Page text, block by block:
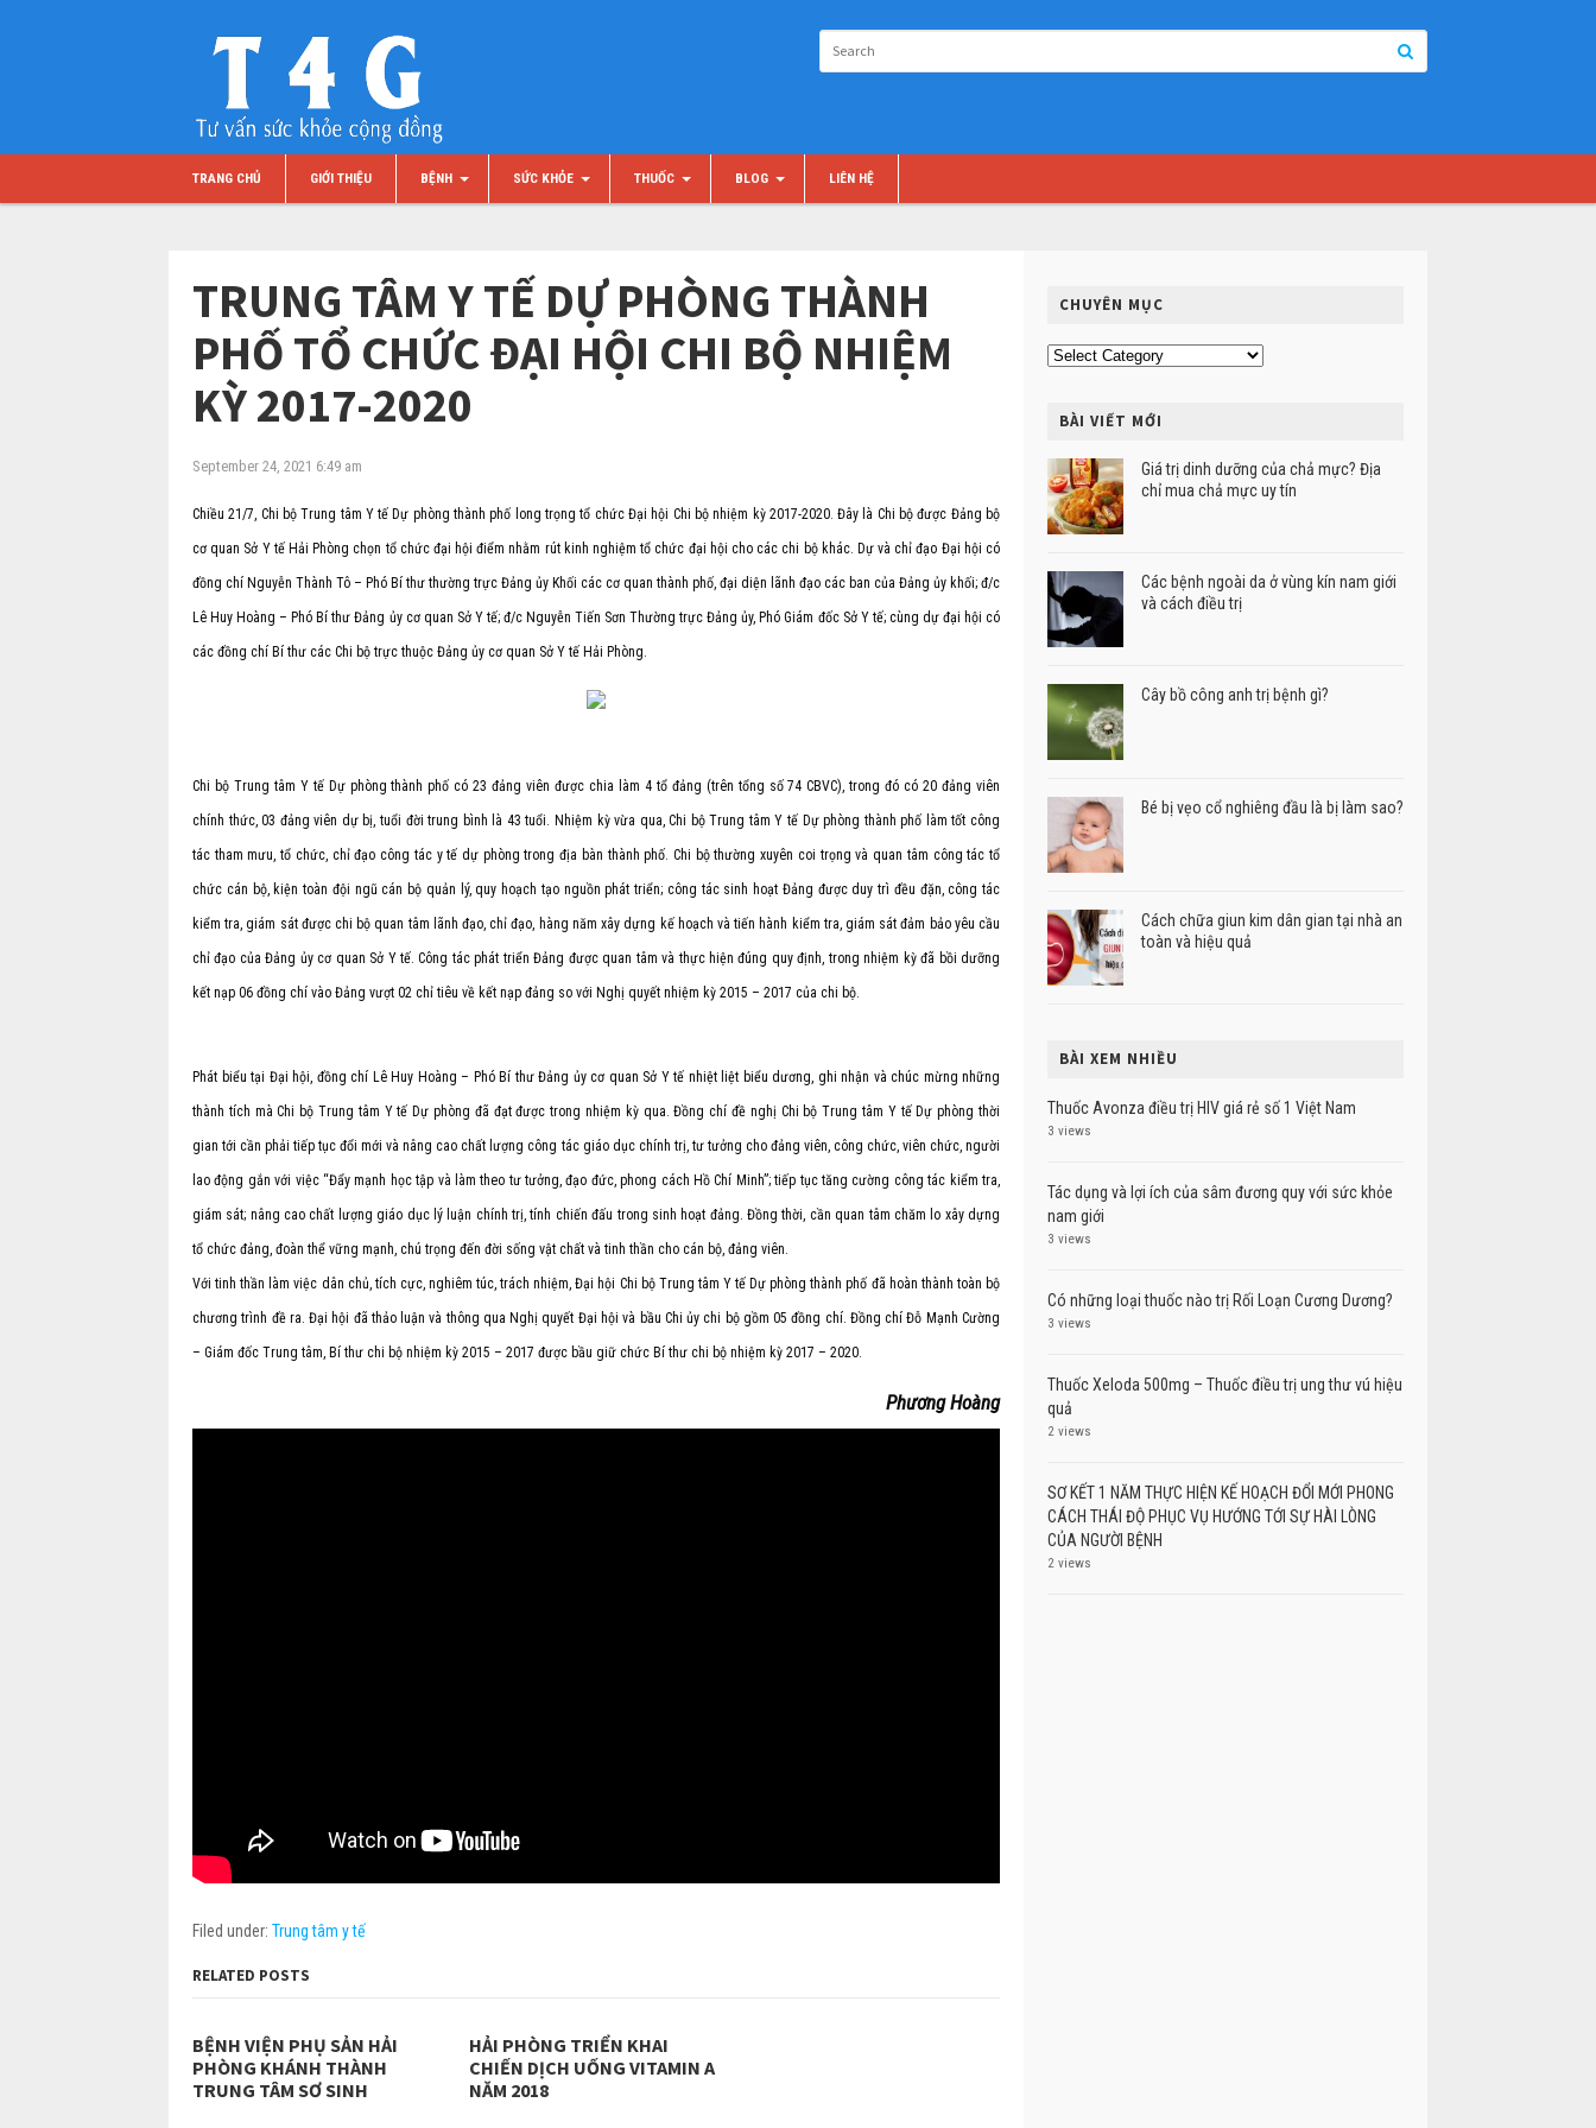
TRANG CHỦ GIỚI THIỆU BỆNH SỨC KHỎE THUỐC BLOG LIÊN HỆ
TRUNG TÂM Y TẾ DỰ PHÒNG THÀNH
PHỐ TỔ CHỨC ĐẠI HỘI CHI BỘ NHIỆM
KỲ 2017-2020
September 24, 2021 6:49 am
Chiều 21/7, Chi bộ Trung tâm Y tế Dự phòng thành phố long trọng tổ chức Đại hội Chi bộ nhiệm kỳ 2017-2020. Đây là Chi bộ được Đảng bộ
cơ quan Sở Y tế Hải Phòng chọn tổ chức đại hội điểm nhằm rút kinh nghiệm tổ chức đại hội cho các chi bộ khác. Dự và chỉ đạo Đại hội có
đồng chí Nguyễn Thành Tô – Phó Bí thư thường trực Đảng ủy Khối các cơ quan thành phố, đại diện lãnh đạo các ban của Đảng ủy khối; đ/c
Lê Huy Hoàng – Phó Bí thư Đảng ủy cơ quan Sở Y tế; đ/c Nguyễn Tiến Sơn Thường trực Đảng ủy, Phó Giám đốc Sở Y tế; cùng dự đại hội có
các đồng chí Bí thư các Chi bộ trực thuộc Đảng ủy cơ quan Sở Y tế Hải Phòng.
Chi bộ Trung tâm Y tế Dự phòng thành phố có 23 đảng viên được chia làm 4 tổ đảng (trên tổng số 74 CBVC), trong đó có 20 đảng viên
chính thức, 03 đảng viên dự bị, tuổi đời trung bình là 43 tuổi. Nhiệm kỳ vừa qua, Chi bộ Trung tâm Y tế Dự phòng thành phố làm tốt công
tác tham mưu, tổ chức, chỉ đạo công tác y tế dự phòng trong địa bàn thành phố. Chi bộ thường xuyên coi trọng và quan tâm công tác tổ
chức cán bộ, kiện toàn đội ngũ cán bộ quản lý, quy hoạch tạo nguồn phát triển; công tác sinh hoạt Đảng được duy trì đều đặn, công tác
kiểm tra, giám sát được chi bộ quan tâm lãnh đạo, chỉ đạo, hàng năm xây dựng kế hoạch và tiến hành kiểm tra, giám sát đảm bảo yêu cầu
chỉ đạo của Đảng ủy cơ quan Sở Y tế. Công tác phát triển Đảng được quan tâm và thực hiện đúng quy định, trong nhiệm kỳ đã bồi dưỡng
kết nạp 06 đồng chí vào Đảng vượt 02 chỉ tiêu về kết nạp đảng so với Nghị quyết nhiệm kỳ 2015 – 2017 của chi bộ.
Phát biểu tại Đại hội, đồng chí Lê Huy Hoàng – Phó Bí thư Đảng ủy cơ quan Sở Y tế nhiệt liệt biểu dương, ghi nhận và chúc mừng những
thành tích mà Chi bộ Trung tâm Y tế Dự phòng đã đạt được trong nhiệm kỳ qua. Đồng chí đề nghị Chi bộ Trung tâm Y tế Dự phòng thời
gian tới cần phải tiếp tục đổi mới và nâng cao chất lượng công tác giáo dục chính trị, tư tưởng cho đảng viên, công chức, viên chức, người
lao động gắn với việc “Đẩy mạnh học tập và làm theo tư tưởng, đạo đức, phong cách Hồ Chí Minh”; tiếp tục tăng cường công tác kiểm tra,
giám sát; nâng cao chất lượng giáo dục lý luận chính trị, tính chiến đấu trong sinh hoạt đảng. Đồng thời, cần quan tâm chăm lo xây dựng
tổ chức đảng, đoàn thể vững mạnh, chú trọng đến đời sống vật chất và tinh thần cho cán bộ, đảng viên.
Với tinh thần làm việc dân chủ, tích cực, nghiêm túc, trách nhiệm, Đại hội Chi bộ Trung tâm Y tế Dự phòng thành phố đã hoàn thành toàn bộ
chương trình đề ra. Đại hội đã thảo luận và thông qua Nghị quyết Đại hội và bầu Chi ủy chi bộ gồm 05 đồng chí. Đồng chí Đỗ Mạnh Cường
– Giám đốc Trung tâm, Bí thư chi bộ nhiệm kỳ 2015 – 2017 được bầu giữ chức Bí thư chi bộ nhiệm kỳ 2017 – 2020.
Phương Hoàng
Filed under: Trung tâm y tế
RELATED POSTS
BỆNH VIỆN PHỤ SẢN HẢI
PHÒNG KHÁNH THÀNH
TRUNG TÂM SƠ SINH
HẢI PHÒNG TRIỂN KHAI
CHIẾN DỊCH UỐNG VITAMIN A
NĂM 2018
CHUYÊN MỤC
Chuyên
BÀI VIẾT MỚI
Giá trị dinh dưỡng của chả mực? Địa
chỉ mua chả mực uy tín
Các bệnh ngoài da ở vùng kín nam giới
và cách điều trị
Cây bồ công anh trị bệnh gì?
Bé bị vẹo cổ nghiêng đầu là bị làm sao?
Cách chữa giun kim dân gian tại nhà an
toàn và hiệu quả
BÀI XEM NHIỀU
Thuốc Avonza điều trị HIV giá rẻ số 1 Việt Nam
3 views
Tác dụng và lợi ích của sâm đương quy với sức khỏe
nam giới
3 views
Có những loại thuốc nào trị Rối Loạn Cương Dương?
3 views
Thuốc Xeloda 500mg – Thuốc điều trị ung thư vú hiệu
quả
2 views
SƠ KẾT 1 NĂM THỰC HIỆN KẾ HOẠCH ĐỔI MỚI PHONG
CÁCH THÁI ĐỘ PHỤC VỤ HƯỚNG TỚI SỰ HÀI LÒNG
CỦA NGƯỜI BỆNH
2 views